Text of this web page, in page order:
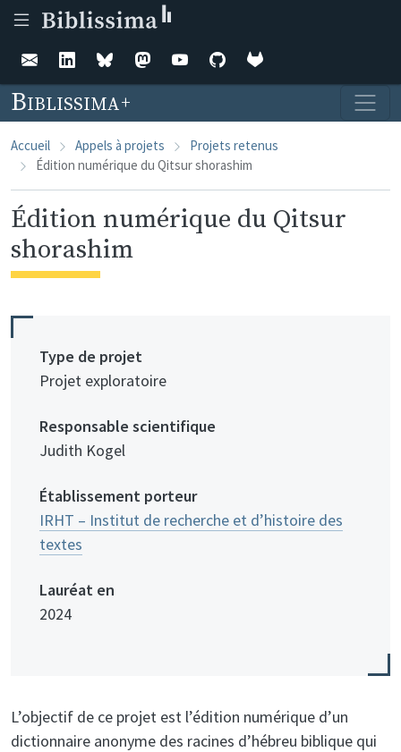
Biblissima
Accueil Appels à projets
Projets retenus
Édition numérique du Qitsur shorashim
Édition numérique du Qitsur
shorashim
Type de projet
Projet exploratoire
Responsable scientifique
Judith Kogel
Établissement porteur
IRHT – Institut de recherche et d’histoire des
textes
Lauréat en
2024
L’objectif de ce projet est l’édition numérique d’un
dictionnaire anonyme des racines d’hébreu biblique qui